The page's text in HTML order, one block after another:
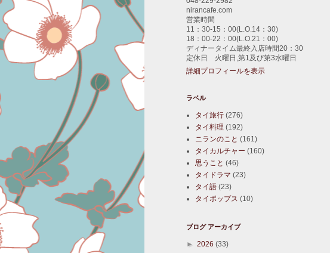
nirancafe.com
営業時間
11：30-15：00(L.O.14：30)
18：00-22：00(L.O.21：00)
ディナータイム最終入店時間20：30
定休日 火曜日,第1及び第3水曜日
詳細プロフィールを表示
ラベル
タイ旅行 (276)
タイ料理 (192)
ニランのこと (161)
タイカルチャー (160)
思うこと (46)
タイドラマ (23)
タイ語 (23)
タイポップス (10)
ブログ アーカイブ
► 2026 (33)